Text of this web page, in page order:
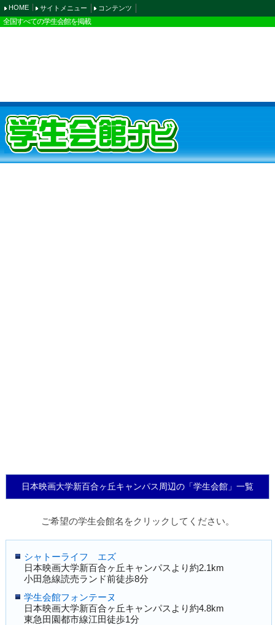
HOME サイトメニュー コンテンツ
全国すべての学生会館を掲載
日本映画大学新百合ヶ丘キャンパス周辺の「学生会館」一覧
ご希望の学生会館名をクリックしてください。
シャトーライフ エズ
日本映画大学新百合ヶ丘キャンパスより約2.1km
小田急線読売ランド前徒歩8分
学生会館フォンテーヌ
日本映画大学新百合ヶ丘キャンパスより約4.8km
東急田園都市線江田徒歩1分